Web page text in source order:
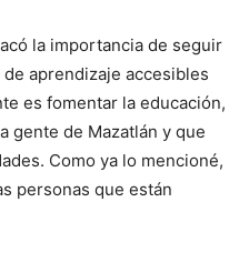
la importancia de seguir
aprendizaje accesibles
es fomentar la educación,
gente de Mazatlán y que
Como ya lo mencioné,
personas que están